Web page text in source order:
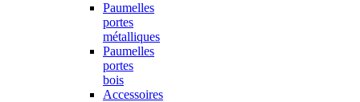
Paumelles
portes
métalliques
Paumelles
portes
bois
Accessoires